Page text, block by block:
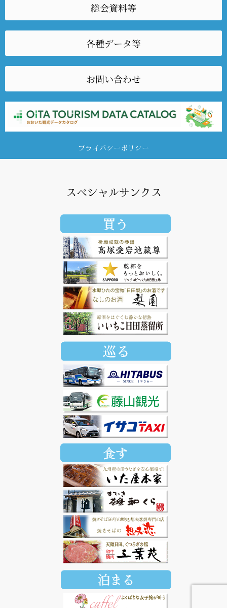
総会資料等
各種データ等
お問い合わせ
プライバシーポリシー
スペシャルサンクス